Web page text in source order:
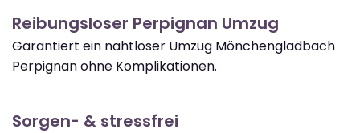
Reibungsloser Perpignan Umzug
Garantiert ein nahtloser Umzug Mönchengladbach
Perpignan ohne Komplikationen.
Sorgen- & stressfrei